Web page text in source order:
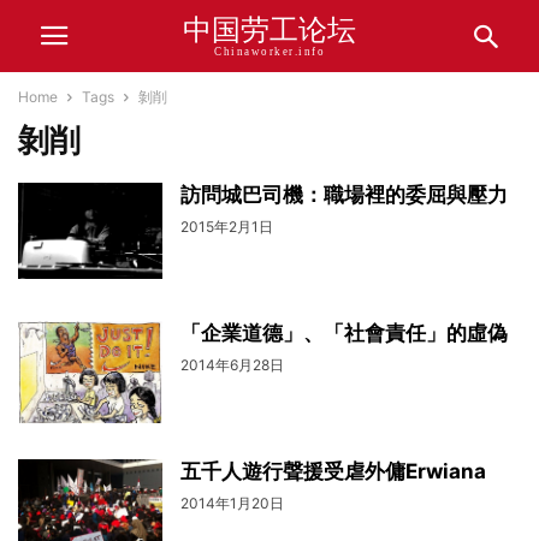
中国劳工论坛
Chinaworker.info
Home Tags 剝削
剝削
訪問城巴司機：職場裡的委屈與壓力
2015年2月1日
「企業道德」、「社會責任」的虛偽
2014年6月28日
五千人遊行聲援受虐外傭Erwiana
2014年1月20日